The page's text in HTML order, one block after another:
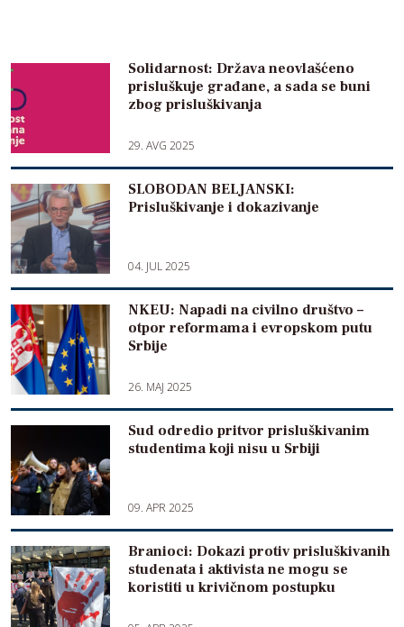
Solidarnost: Država neovlašćeno
prisluškuje građane, a sada se buni
zbog prisluškivanja
29. AVG 2025
SLOBODAN BELJANSKI:
Prisluškivanje i dokazivanje
04. JUL 2025
NKEU: Napadi na civilno društvo –
otpor reformama i evropskom putu
Srbije
26. MAJ 2025
Sud odredio pritvor prisluškivanim
studentima koji nisu u Srbiji
09. APR 2025
Branioci: Dokazi protiv prisluškivanih
studenata i aktivista ne mogu se
koristiti u krivičnom postupku